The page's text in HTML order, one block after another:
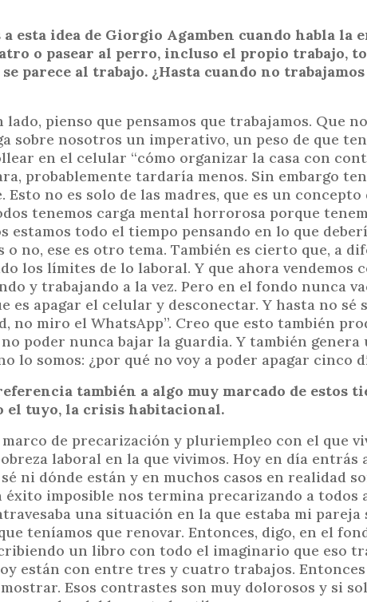
esta idea de Giorgio Agamben cuando habla la
o pasear al perro, incluso el propio trabajo,
parece al trabajo. ¿Hasta cuando no
lado, pienso que pensamos que trabajamos. Que
sobre nosotros un imperativo, un peso de que
en el celular “cómo organizar la casa con
probablemente tardaría menos. Sin embargo
no es solo de las madres, que es un
tenemos carga mental horrorosa porque
estamos todo el tiempo pensando en lo que
o no, ese es otro tema. También es cierto que, a
los límites de lo laboral. Y que ahora vendemos
y trabajando a la vez. Pero en el fondo nunca
es apagar el celular y desconectar. Y hasta no
no miro el WhatsApp”. Creo que esto también
poder nunca bajar la guardia. Y también genera
lo somos: ¿por qué no voy a poder apagar cinco
también a algo muy marcado de estos
el tuyo, la crisis habitacional.
marco de precarización y pluriempleo con el que
laboral en la que vivimos. Hoy en día entrás
ni dónde están y en muchos casos en realidad
imposible nos termina precarizando a todos
una situación en la que estaba mi pareja
teníamos que renovar. Entonces, digo, en el
un libro con todo el imaginario que eso
están con entre tres y cuatro trabajos.
Esos contrastes son muy dolorosos y si